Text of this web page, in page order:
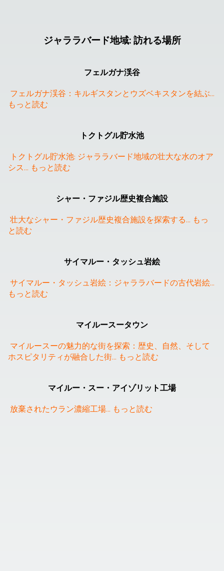
ジャララバード地域: 訪れる場所
フェルガナ渓谷
フェルガナ渓谷：キルギスタンとウズベキスタンを結ぶ
もっと読む
トクトグル貯水池
トクトグル貯水池: ジャララバード地域の壮大な水のオア
シス... もっと読む
シャー・ファジル歴史複合施設
壮大なシャー・ファジル歴史複合施設を探索する... もっ
と読む
サイマルー・タッシュ岩絵
サイマルー・タッシュ岩絵：ジャララバードの古代岩絵
もっと読む
マイルースータウン
マイルースーの魅力的な街を探索：歴史、自然、そして
ホスピタリティが融合した街... もっと読む
マイルー・スー・アイゾリット工場
放棄されたウラン濃縮工場... もっと読む